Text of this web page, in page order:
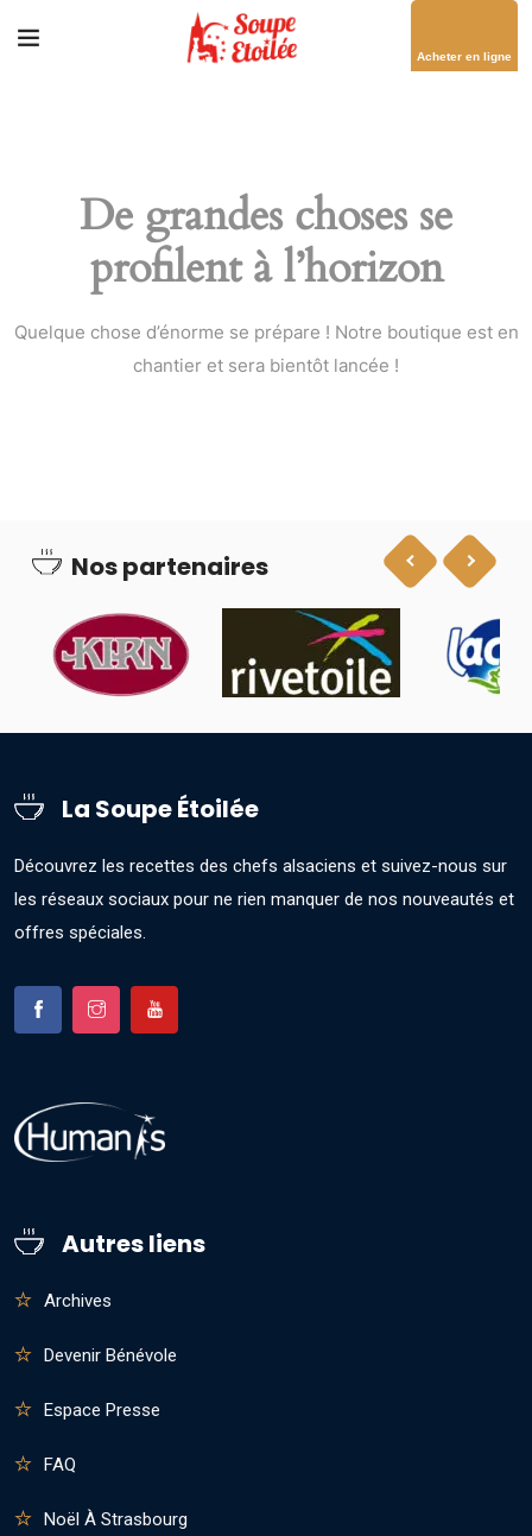
Acheter en ligne
De grandes choses se
profilent à l’horizon
Quelque chose d’énorme se prépare ! Notre boutique est en
chantier et sera bientôt lancée !
Nos partenaires
La Soupe Étoilée
Découvrez les recettes des chefs alsaciens et suivez-nous sur
les réseaux sociaux pour ne rien manquer de nos nouveautés et
offres spéciales.
Autres liens
Archives
Devenir Bénévole
Espace Presse
FAQ
Noël À Strasbourg